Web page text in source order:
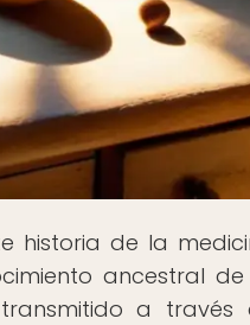
historia de la
ancestral
a través